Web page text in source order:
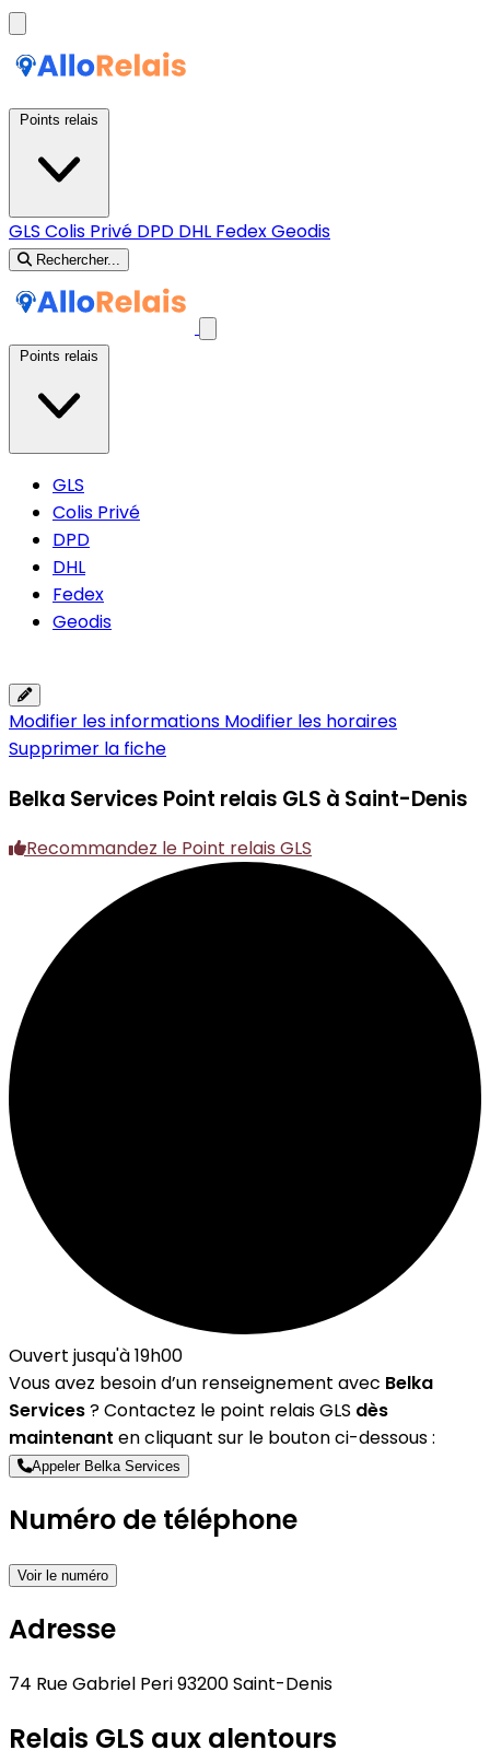
GLS Colis Privé DPD DHL FedexGeodis
Rechercher...
GLS
Colis Privé
DPD
DHL
Fedex
Geodis
Modifier les informations Modifier les horaires
Supprimer la fiche
Belka Services Point relais GLS à Saint-Denis
Recommandez le Point relais GLS
Ouvert jusqu'à 19h00
Vous avez besoin d’un renseignement avec Belka
Services? Contactez le point relais GLS dès
maintenant en cliquant sur le bouton ci-dessous :
Appeler Belka Services
Numéro de téléphone
Voir le numéro
Adresse
74 Rue Gabriel Peri 93200 Saint-Denis
Relais GLS aux alentours